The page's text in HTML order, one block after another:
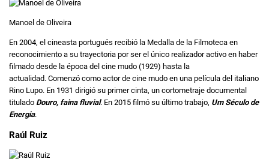
Manoel de Oliveira
En 2004, el cineasta portugués recibió la Medalla de la Filmoteca en
reconocimiento a su trayectoria por ser el único realizador activo en haber
filmado desde la época del cine mudo (1929) hasta la
actualidad. Comenzó como actor de cine mudo en una película del italiano
Rino Lupo. En 1931 dirigió su primer cinta, un cortometraje documental
titulado Douro, faina fluvial. En 2015 filmó su último trabajo, Um Século de
Energia.
Raúl Ruiz